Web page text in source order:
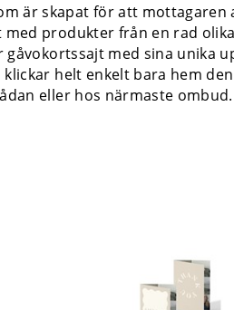
är skapat för att mottagaren
produkter från en rad
gåvokortssajt med sina unika
helt enkelt bara hem
eller hos närmaste